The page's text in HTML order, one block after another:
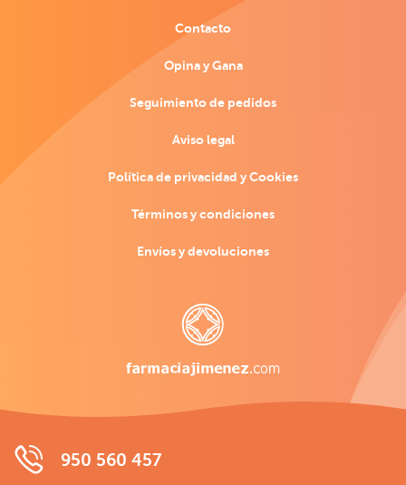
Contacto
Opina y Gana
Seguimiento de pedidos
Aviso legal
Política de privacidad y Cookies
Términos y condiciones
Envíos y devoluciones
950 560 457